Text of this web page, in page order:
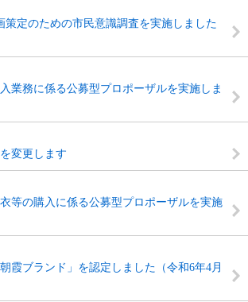
策定のための市民意識調査を実施しました
業務に係る公募型プロポーザルを実施しま
変更します
等の購入に係る公募型プロポーザルを実施
霞ブランド」を認定しました（令和6年4月